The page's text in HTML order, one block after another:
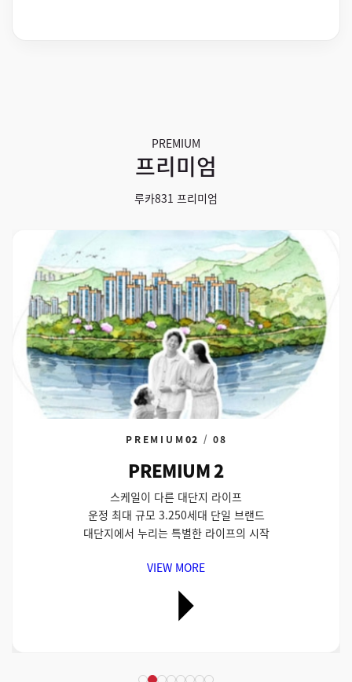
PREMIUM
프리미엄
루카831 프리미엄
PREMIUM02 / 08
PREMIUM 2
스케일이 다른 대단지 라이프
운정 최대 규모 3.250세대 단일 브랜드
대단지에서 누리는 특별한 라이프의 시작
VIEW MORE